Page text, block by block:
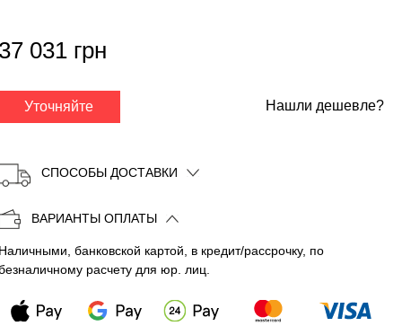
Копировать
37 031 грн
Уточняйте Нашли дешевле?
СПОСОБЫ ДОСТАВКИ
ВАРИАНТЫ ОПЛАТЫ
Наличными, банковской картой, в кредит/рассрочку, по
расчету для юр. лиц.